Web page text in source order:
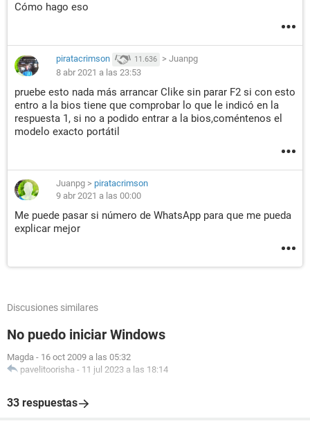
Cómo hago eso
piratacrimson 11.636 > Juanpg
8 abr 2021 a las 23:53
pruebe esto nada más arrancar Clike sin parar F2 si con esto
entro a la bios tiene que comprobar lo que le indicó en la
respuesta 1, si no a podido entrar a la bios,coméntenos el
modelo exacto portátil
Juanpg > piratacrimson
9 abr 2021 a las 00:00
Me puede pasar si número de WhatsApp para que me pueda
explicar mejor
Discusiones similares
No puedo iniciar Windows
Magda - 16 oct 2009 a las 05:32
pavelitoorisha - 11 jul 2023 a las 18:14
33 respuestas